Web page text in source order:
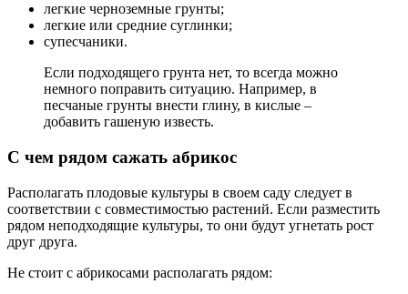
легкие черноземные грунты;
легкие или средние суглинки;
супесчаники.
Если подходящего грунта нет, то всегда можно
немного поправить ситуацию. Например, в
песчаные грунты внести глину, в кислые –
добавить гашеную известь.
С чем рядом сажать абрикос
Располагать плодовые культуры в своем саду следует в
соответствии с совместимостью растений. Если разместить
рядом неподходящие культуры, то они будут угнетать рост
друг друга.
Не стоит с абрикосами располагать рядом: